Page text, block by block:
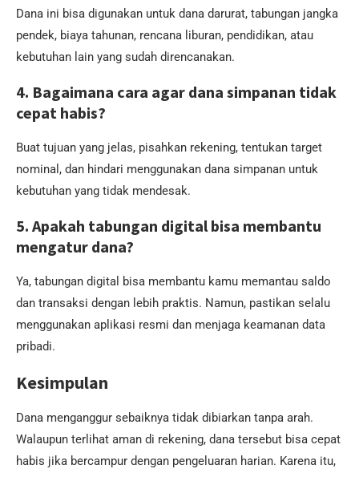
Dana ini bisa digunakan untuk dana darurat, tabungan jangka
pendek, biaya tahunan, rencana liburan, pendidikan, atau
kebutuhan lain yang sudah direncanakan.
4. Bagaimana cara agar dana simpanan tidak
cepat habis?
Buat tujuan yang jelas, pisahkan rekening, tentukan target
nominal, dan hindari menggunakan dana simpanan untuk
kebutuhan yang tidak mendesak.
5. Apakah tabungan digital bisa membantu
mengatur dana?
Ya, tabungan digital bisa membantu kamu memantau saldo
dan transaksi dengan lebih praktis. Namun, pastikan selalu
menggunakan aplikasi resmi dan menjaga keamanan data
pribadi.
Kesimpulan
Dana menganggur sebaiknya tidak dibiarkan tanpa arah.
Walaupun terlihat aman di rekening, dana tersebut bisa cepat
habis jika bercampur dengan pengeluaran harian. Karena itu,